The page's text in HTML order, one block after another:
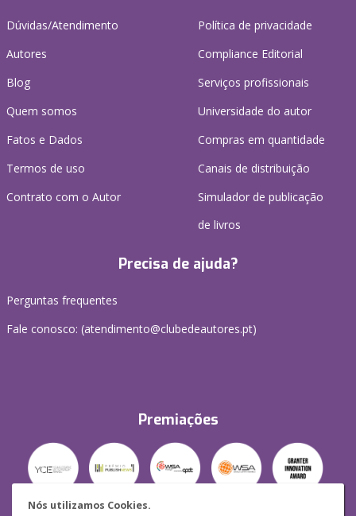
Nós utilizamos Cookies.
Dúvidas/Atendimento
Autores
Blog
Quem somos
Fatos e Dados
Termos de uso
Contrato com o Autor
Política de privacidade
Compliance Editorial
Serviços profissionais
Universidade do autor
Compras em quantidade
Canais de distribuição
Simulador de publicação
de livros
Precisa de ajuda?
Perguntas frequentes
Fale conosco: (atendimento@clubedeautores.pt)
Premiações